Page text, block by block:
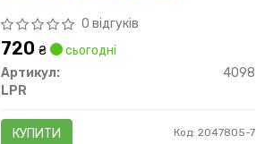
0 відгуків
720₴
сьогодні
Артикул:
4098
LPR
КУПИТИ Код: 2047805-7